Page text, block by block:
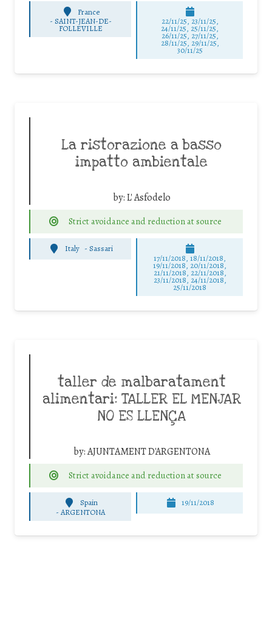
France
- SAINT-JEAN-DE-
FOLLEVILLE
22/11/25, 23/11/25,
24/11/25, 25/11/25,
26/11/25, 27/11/25,
28/11/25, 29/11/25,
30/11/25
La ristorazione a basso
impatto ambientale
by:L' Asfodelo
Strict avoidance and reduction at source
Italy - Sassari
17/11/2018, 18/11/2018,
19/11/2018, 20/11/2018,
21/11/2018, 22/11/2018,
23/11/2018, 24/11/2018,
25/11/2018
taller de malbaratament
alimentari: TALLER EL MENJAR
NO ES LLENÇA
by:AJUNTAMENT D'ARGENTONA
Strict avoidance and reduction at source
Spain
-ARGENTONA
19/11/2018